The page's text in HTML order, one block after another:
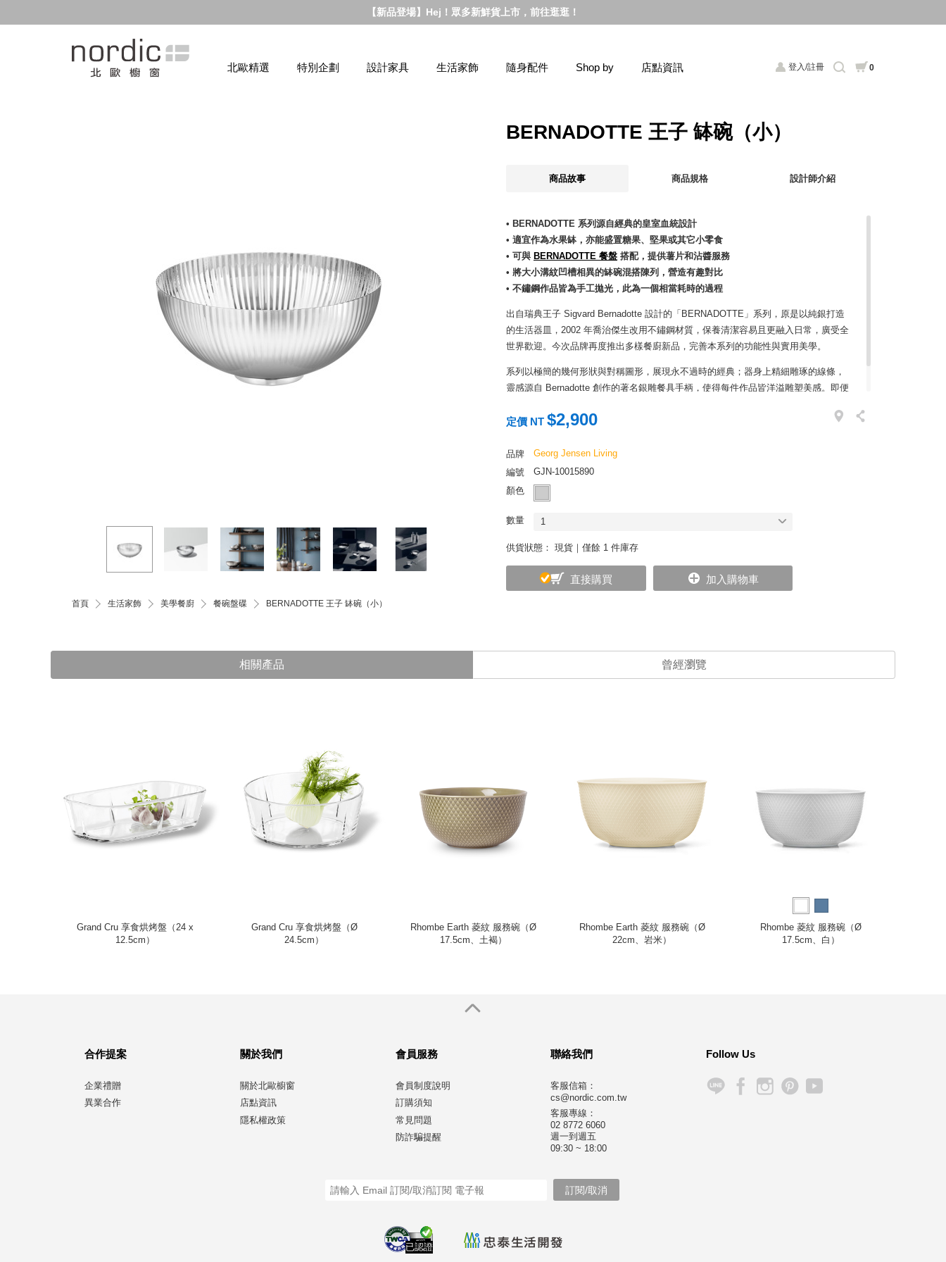
【新品登場】Hej！眾多新鮮貨上市，前往逛逛！
登入/註冊 0
北歐精選 特別企劃 設計家具 生活家飾 隨身配件 Shop by 店點資訊
首頁 生活家飾 美學餐廚 餐碗盤碟 BERNADOTTE 王子 缽碗（小）
BERNADOTTE 王子 缽碗（小）
商品故事 商品規格 設計師介紹
• BERNADOTTE 系列源自經典的皇室血統設計
• 適宜作為水果缽，亦能盛置糖果、堅果或其它小零食
• 可與 BERNADOTTE 餐盤搭配，提供薯片和沾醬服務
• 將大小溝紋凹槽相異的缽碗混搭陳列，營造有趣對比
• 不鏽鋼作品皆為手工拋光，此為一個相當耗時的過程
出自瑞典王子 Sigvard Bernadotte 設計的「BERNADOTTE」系列，原是以純銀打造
的生活器皿，2002 年喬治傑生改用不鏽鋼材質，保養清潔容易且更融入日常，廣受全
世界歡迎。今次品牌再度推出多樣餐廚新品，完善本系列的功能性與實用美學。
系列以極簡的幾何形狀與對稱圖形，展現永不過時的經典；器身上精細雕琢的線條，
靈感源自 Bernadotte 創作的著名銀雕餐具手柄，使得每件作品皆洋溢雕塑美感。即便
定價 NT $2,900
品牌
Georg Jensen Living
編號
GJN-10015890
顏色
數量 1
供貨狀態： 現貨｜僅餘 1 件庫存
直接購買 加入購物車
相關產品 曾經瀏覽
Grand Cru 享食烘烤盤（24 x
12.5cm）
Grand Cru 享食烘烤盤（Ø
24.5cm）
Rhombe Earth 菱紋 服務碗（Ø
17.5cm、土褐）
Rhombe Earth 菱紋 服務碗（Ø
22cm、岩米）
Rhombe 菱紋 服務碗（Ø
17.5cm、白）
合作提案
企業禮贈
異業合作
關於我們
關於北歐櫥窗
店點資訊
隱私權政策
會員服務
會員制度說明
訂購須知
常見問題
防詐騙提醒
聯絡我們
客服信箱：
cs@nordic.com.tw
客服專線：
02 8772 6060
週一到週五
09:30 ~ 18:00
Follow Us
已認證